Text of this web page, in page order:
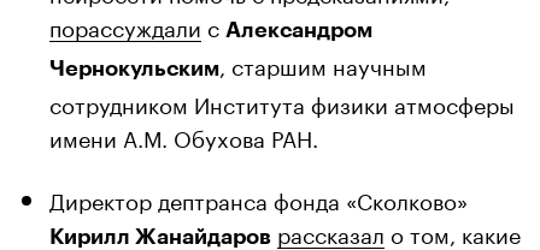
порассуждали с Александром
Чернокульским
, старшим научным
сотрудником Института физики атмосферы
имени А.М. Обухова РАН.
Директор дептранса фонда «Сколково»
Кирилл Жанайдаров рассказал о том, какие